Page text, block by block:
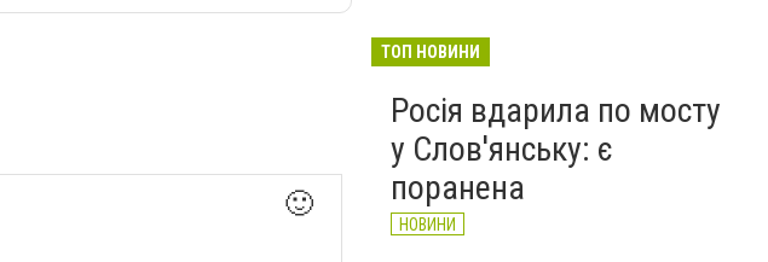
🙂
ТОП НОВИНИ
Росія вдарила по мосту
у Слов'янську: є
поранена
НОВИНИ